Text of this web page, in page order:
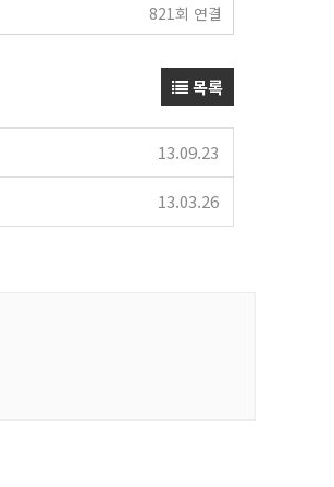
821회 연결
목록
13.09.23
13.03.26